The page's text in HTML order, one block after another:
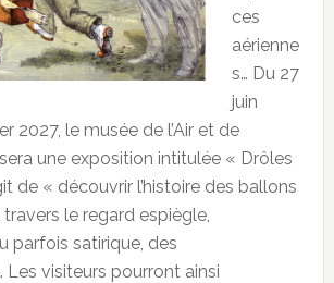
ces
aérienne
s… Du 27
juin
2027, le musée de l’Air et de
une exposition intitulée « Drôles
de « découvrir l’histoire des ballons
le regard espiègle,
parfois satirique, des
Les visiteurs pourront ainsi